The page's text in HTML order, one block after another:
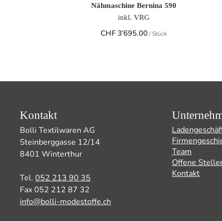
Nähmaschine Bernina 590
inkl. VRG
CHF 3'695.00/ Stück
Kontakt
Bolli Textilwaren AG
Steinberggasse 12/14
8401 Winterthur
Tel. 052 213 90 35
Fax 052 212 87 32
info@bolli-modestoffe.ch
Team
Offene
Kontakt